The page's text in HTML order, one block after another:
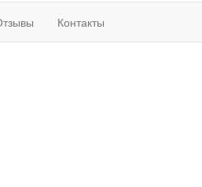
Контакты